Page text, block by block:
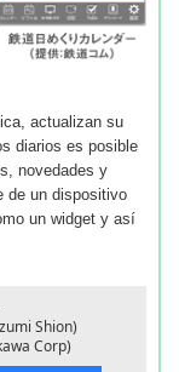
actualizan su
diarios es posible
novedades y
de un dispositivo
un widget y así
Shion)
Corp)